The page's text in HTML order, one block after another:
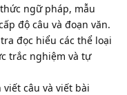
ngữ pháp, mẫu
độ câu và đoạn văn.
đọc hiểu các thể loại
trắc nghiệm và tự
viết câu và viết bài